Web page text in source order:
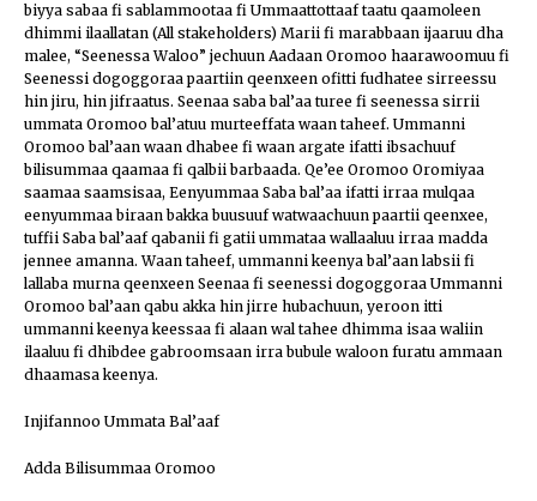
biyya sabaa fi sablammootaa fi Ummaattottaaf taatu qaamoleen
dhimmi ilaallatan (All stakeholders) Marii fi marabbaan ijaaruu dha
malee, “Seenessa Waloo” jechuun Aadaan Oromoo haarawoomuu fi
Seenessi dogoggoraa paartiin qeenxeen ofitti fudhatee sirreessu
hin jiru, hin jifraatus. Seenaa saba bal’aa turee fi seenessa sirrii
ummata Oromoo bal’atuu murteeffata waan taheef. Ummanni
Oromoo bal’aan waan dhabee fi waan argate ifatti ibsachuuf
bilisummaa qaamaa fi qalbii barbaada. Qe’ee Oromoo Oromiyaa
saamaa saamsisaa, Eenyummaa Saba bal’aa ifatti irraa mulqaa
eenyummaa biraan bakka buusuuf watwaachuun paartii qeenxee,
tuffii Saba bal’aaf qabanii fi gatii ummataa wallaaluu irraa madda
jennee amanna. Waan taheef, ummanni keenya bal’aan labsii fi
lallaba murna qeenxeen Seenaa fi seenessi dogoggoraa Ummanni
Oromoo bal’aan qabu akka hin jirre hubachuun, yeroon itti
ummanni keenya keessaa fi alaan wal tahee dhimma isaa waliin
ilaaluu fi dhibdee gabroomsaan irra bubule waloon furatu ammaan
dhaamasa keenya.
Injifannoo Ummata Bal’aaf
Adda Bilisummaa Oromoo